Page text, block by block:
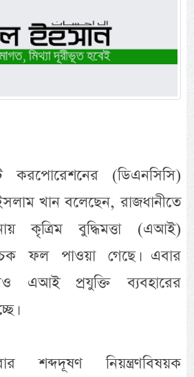
করপোরেশনের (ডিএনসিসি)
খান বলেছেন, রাজধানীতে
কৃত্রিম বুদ্ধিমত্তা (এআই)
ফল পাওয়া গেছে। এবার
এআই প্রযুক্তি ব্যবহারের
শব্দদূষণ নিয়ন্ত্রণবিষয়ক